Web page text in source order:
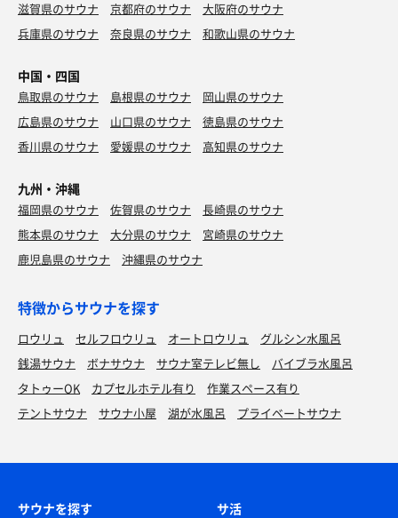
滋賀県のサウナ 京都府のサウナ
大阪府のサウナ
兵庫県のサウナ
奈良県のサウナ 和歌山県のサウナ
中国・四国
鳥取県のサウナ 島根県のサウナ
岡山県のサウナ
広島県のサウナ
山口県のサウナ
徳島県のサウナ
香川県のサウナ
愛媛県のサウナ 高知県のサウナ
九州・沖縄
福岡県のサウナ 佐賀県のサウナ
長崎県のサウナ
熊本県のサウナ
大分県のサウナ
宮崎県のサウナ
鹿児島県のサウナ
沖縄県のサウナ
特徴からサウナを探す
ロウリュ セルフロウリュ オートロウリュ
グルシン水風呂
銭湯サウナ
ボナサウナ サウナ室テレビ無し
バイブラ水風呂
タトゥーOK
カプセルホテル有り
作業スペース有り
テントサウナ
サウナ小屋 湖が水風呂 プライベートサウナ
サウナを探す サ活